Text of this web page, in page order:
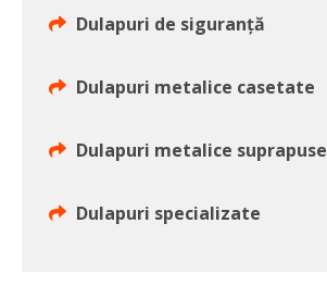
Dulapuri de siguranță
Dulapuri metalice casetate
Dulapuri metalice suprapuse
Dulapuri specializate